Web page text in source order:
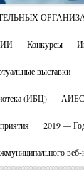
Конкурсы
выставки
(ИБЦ) АИБС
2019 —